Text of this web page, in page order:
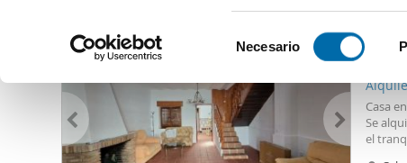
Identificar su
Obtenga más información
preferencias en la
en la Declaración de
e
e
c
c
Necesario
Casa
Se
el